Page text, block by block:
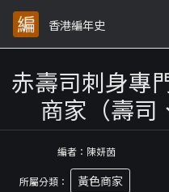
香港編年史
赤壽司刺身專
商家（壽司
編者：陳妍茵
所屬分類： 黃色商家